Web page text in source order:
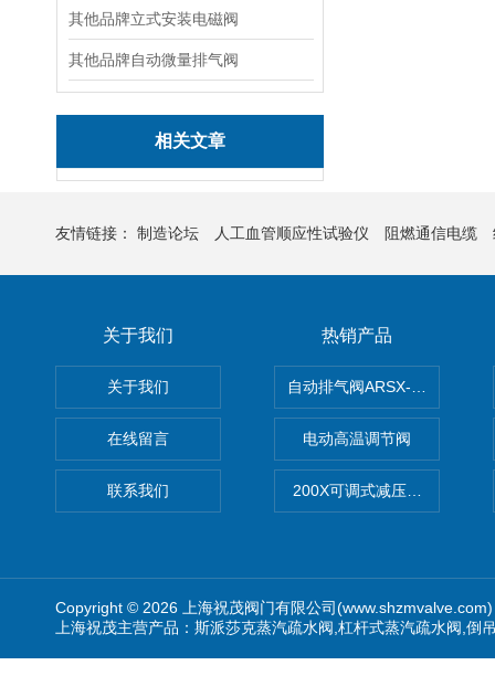
其他品牌立式安装电磁阀
其他品牌自动微量排气阀
相关文章
友情链接： 制造论坛 人工血管顺应性试验仪 阻燃通信电缆
关于我们
关于我们
在线留言
联系我们
热销产品
自动排气阀ARSX-0015/
电动高温调节阀
200X可调式减压阀（减压稳
Copyright © 2026 上海祝茂阀门有限公司
上海祝茂主营产品：斯派莎克蒸汽疏水阀,杠杆式蒸汽疏水阀,倒